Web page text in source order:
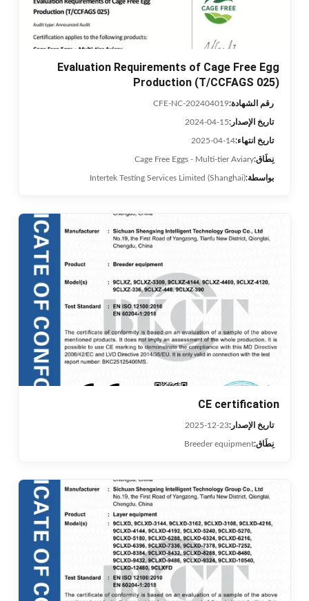
Evaluation Requirements of Cage Free Egg
Production (T/CCFAGS 025)
رقم الشهادة:CFE-NC-202404019
تاريخ الإصدار:2024-04-15
تاريخ انتهاء:2025-04-14
نِطَاق:Cage Free Eggs - Multi-tier Aviary
بواسطة:Intertek Testing Services Limited (Shanghai)
CE certification
تاريخ الإصدار:2025-12-23
نِطَاق:Breeder equipment